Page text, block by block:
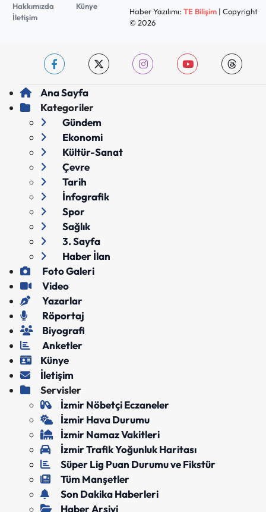
Hakkımızda
Künye
İletişim
Haber Yazılımı: TE Bilişim| Copyright
© 2026
Ana Sayfa
Kategoriler
Gündem
Ekonomi
Kültür-Sanat
Çevre
Tarih
İnfografik
Spor
Sağlık
3. Sayfa
Haber İlan
Foto Galeri
Video
Yazarlar
Röportaj
Biyografi
Anketler
Künye
İletişim
Servisler
İzmir Nöbetçi Eczaneler
İzmir Hava Durumu
İzmir Namaz Vakitleri
İzmir Trafik Yoğunluk Haritası
Süper Lig Puan Durumu ve Fikstür
Tüm Manşetler
Son Dakika Haberleri
Haber Arşivi